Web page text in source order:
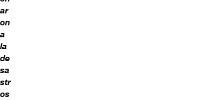
ar
on
a
la
de
sa
str
os